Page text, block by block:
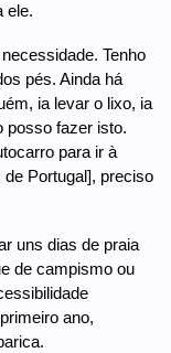
ele.
Tenho
pés. Ainda há
ia levar o lixo, ia
posso fazer isto.
para ir à
Portugal], preciso
uns dias de praia
de campismo ou
ano,